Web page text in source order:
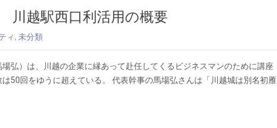
越駅西口利活用の概要
ィ , 未分類
弘）は、川越の企業に縁あって赴任してくるビジネスマンのために講座
50回をゆうに超えている。 代表幹事の馬場弘さんは「川越城は別名初雁